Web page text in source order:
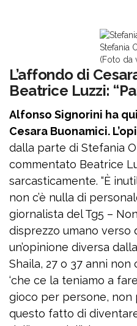
Stefania
(Foto da
L’affondo di
Beatrice Luzzi:
Alfonso Signorini ha
Cesara Buonamici.
dalla parte di Stefania
commentato Beatrice
sarcasticamente. “È
non c’è nulla di
giornalista del Tg5 –
disprezzo umano verso
un’opinione diversa
Shaila, 27 o 37 anni
‘che ce la teniamo a
gioco per persone, non
questo fatto di